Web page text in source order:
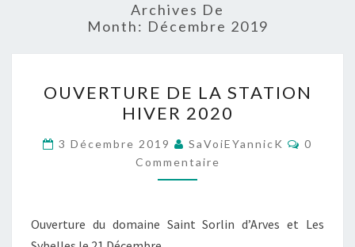
Archives De
Month: Décembre 2019
DE
LA
STATION
HIVER
2020
OUVERTURE DE LA STATION
HIVER 2020
3 Décembre 2019 SaVoiEYannicK
0
Commentaire
Ouverture du domaine Saint Sorlin d’Arves et Les